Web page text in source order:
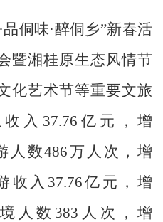
·品侗味·醉侗乡”新春活
暨湘桂原生态风情节
化艺术节等重要文旅
入 37.76 亿元，增
人数486万人次，增
收入 37.76亿元，增
人数 383 人次，增